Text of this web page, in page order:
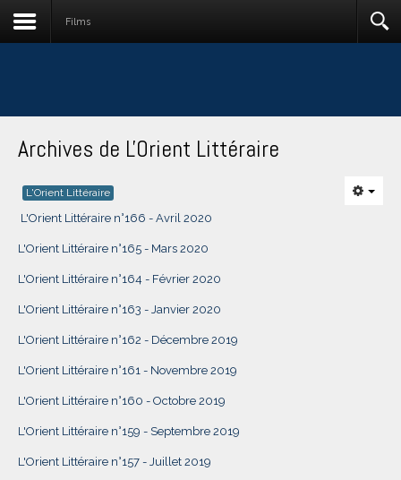
Films
Archives de L'Orient Littéraire
L'Orient Littéraire
L'Orient Littéraire n°166 - Avril 2020
L'Orient Littéraire n°165 - Mars 2020
L'Orient Littéraire n°164 - Février 2020
L'Orient Littéraire n°163 - Janvier 2020
L'Orient Littéraire n°162 - Décembre 2019
L'Orient Littéraire n°161 - Novembre 2019
L'Orient Littéraire n°160 - Octobre 2019
L'Orient Littéraire n°159 - Septembre 2019
L'Orient Littéraire n°157 - Juillet 2019